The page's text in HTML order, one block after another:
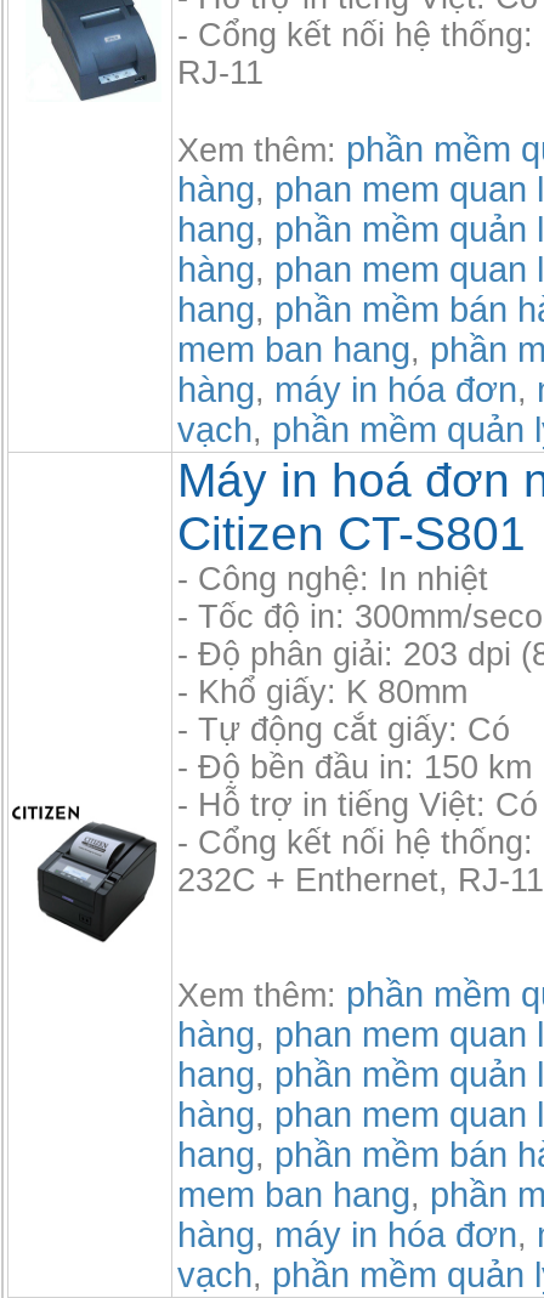
- Cổng kết nối hệ thống:
RJ-11
Xem thêm: phần mềm
hàng, phan mem quan
hang, phần mềm quản
hàng, phan mem quan
hang, phần mềm bán
mem ban hang, phần
hàng, máy in hóa đơn,
vạch, phần mềm quản
Máy in hoá đơn
Citizen CT-S801
- Công nghệ: In nhiệt
- Tốc độ in: 300mm/
- Độ phân giải: 203 dpi
- Khổ giấy: K 80mm
- Tự động cắt giấy: Có
- Độ bền đầu in: 150 km
- Hỗ trợ in tiếng Việt: Có
- Cổng kết nối hệ thống:
232C + Enthernet, RJ-11
Xem thêm: phần mềm
hàng, phan mem quan
hang, phần mềm quản
hàng, phan mem quan
hang, phần mềm bán
mem ban hang, phần
hàng, máy in hóa đơn,
vạch, phần mềm quản